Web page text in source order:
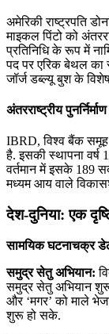
अमेरिकी राष्ट्रपति
माइकल पिंटो को
प्रतिनिधि के रूप में
पद पर एरिक बेथल का
जॉर्ज डब्ल्यू बुश के
अंतरराष्ट्रीय
IBRD, विश्व बैंक समूह
है. इसकी स्थापना वर्ष
वर्तमान में इसके 189
मध्यम आय वाले
देश-दुनिया: एक
सामयिक घटनाचक्र
समुद्र सेतु अभियान:
समुद्र सेतु अभियान
और ‘मगर’ को माले
शुरू हो सके.